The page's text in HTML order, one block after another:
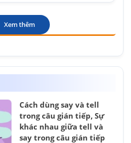
Xem thêm
Cách dùng say và tell
trong câu gián tiếp, Sự
khác nhau giữa tell và
say trong câu gián tiếp